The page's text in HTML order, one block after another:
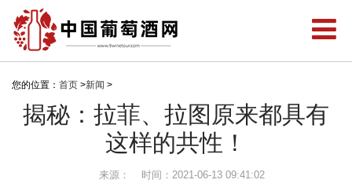
您的位置： 首页 >新闻 >
揭秘：拉菲、拉图原来都具有
这样的共性！
来源： 时间：2021-06-13 09:41:02